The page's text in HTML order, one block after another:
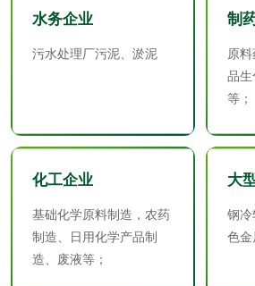
水务企业
污水处理厂污泥、淤泥
制
原
品生
等；
化工企业
基础化学原料制造，农药
制造、日用化学产品制
造、废液等；
大
钢冷
色金
AZO偶氮检测
沙袋检测
自封袋检测